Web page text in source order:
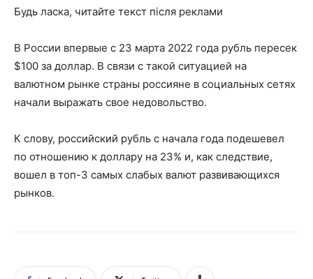
Будь ласка, читайте текст після реклами
В России впервые с 23 марта 2022 года рубль пересек
$100 за доллар. В связи с такой ситуацией на
валютном рынке страны россияне в социальных сетях
начали выражать свое недовольство.
К слову, российский рубль с начала года подешевел
по отношению к доллару на 23% и, как следствие,
вошел в топ-3 самых слабых валют развивающихся
рынков.